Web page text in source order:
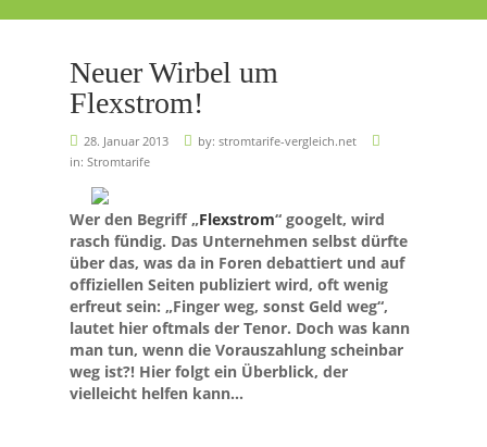
Neuer Wirbel um
Flexstrom!
28. Januar 2013 by: stromtarife-vergleich.net
in: Stromtarife
Wer den Begriff „Flexstrom“ googelt, wird
rasch fündig. Das Unternehmen selbst dürfte
über das, was da in Foren debattiert und auf
offiziellen Seiten publiziert wird, oft wenig
erfreut sein: „Finger weg, sonst Geld weg“,
lautet hier oftmals der Tenor. Doch was kann
man tun, wenn die Vorauszahlung scheinbar
weg ist?! Hier folgt ein Überblick, der
vielleicht helfen kann…